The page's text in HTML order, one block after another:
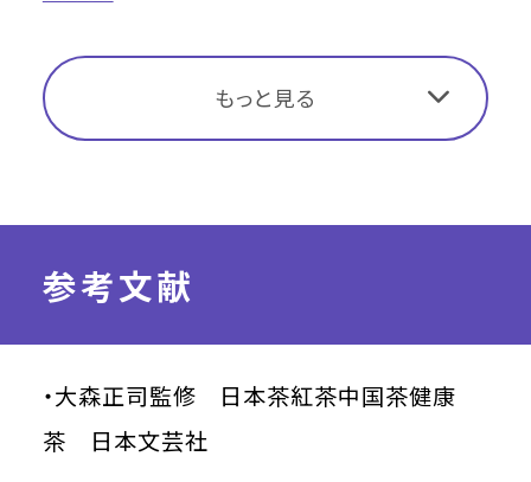
もっと見る
参考文献
・大森正司監修 日本茶紅茶中国茶健康
茶 日本文芸社